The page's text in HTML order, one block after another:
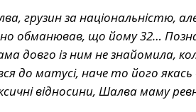
грузин за національністю,
обманював, що йому 32…
довго із ним не знайомила,
до матусі, наче то його якась
відносини, Шалва маму